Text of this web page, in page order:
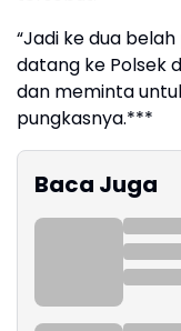
“Jadi ke dua
datang ke Polsek
dan meminta
pungkasnya.***
Baca Juga